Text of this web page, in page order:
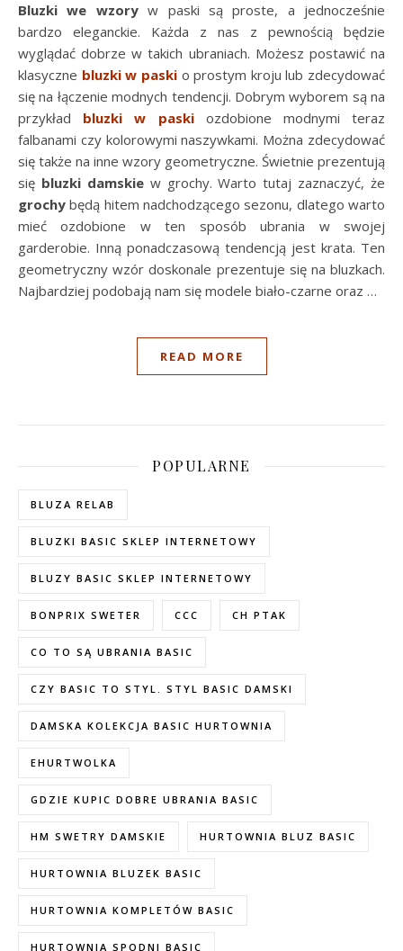
Bluzki we wzoryw paski są proste, a jednocześnie
bardzo eleganckie. Każda z nas z pewnością będzie
wyglądać dobrze w takich ubraniach. Możesz postawić na
klasyczne bluzki w paskio prostym kroju lub zdecydować
się na łączenie modnych tendencji. Dobrym wyborem są na
przykład bluzki w paskiozdobione modnymi teraz
falbanami czy kolorowymi naszywkami. Można zdecydować
się także na inne wzory geometryczne. Świetnie prezentują
się bluzki damskiew grochy. Warto tutaj zaznaczyć, że
grochy będą hitem nadchodzącego sezonu, dlatego warto
mieć ozdobione w ten sposób ubrania w swojej
garderobie. Inną ponadczasową tendencją jest krata. Ten
geometryczny wzór doskonale prezentuje się na bluzkach.
Najbardziej podobają nam się modele biało-czarne oraz …
READ MORE
POPULARNE
BLUZA RELAB
BLUZKI BASIC SKLEP INTERNETOWY
BLUZY BASIC SKLEP INTERNETOWY
BONPRIX SWETER CCC CH PTAK
CO TO SĄ UBRANIA BASIC
CZY BASIC TO STYL. STYL BASIC DAMSKI
DAMSKA KOLEKCJA BASIC HURTOWNIA
EHURTWOLKA
GDZIE KUPIC DOBRE UBRANIA BASIC
HM SWETRY DAMSKIE HURTOWNIA BLUZ BASIC
HURTOWNIA BLUZEK BASIC
HURTOWNIA KOMPLETÓW BASIC
HURTOWNIA SPODNI BASIC